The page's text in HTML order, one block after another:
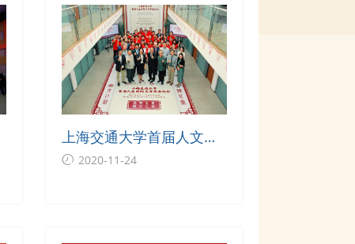
上海交通大学首届人文国
际青年学者论坛顺利举行
2020-11-24